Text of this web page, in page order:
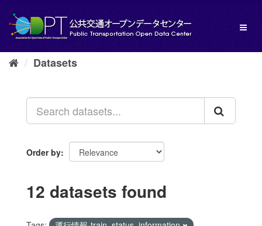
content
Datasets
Order by
12 datasets found